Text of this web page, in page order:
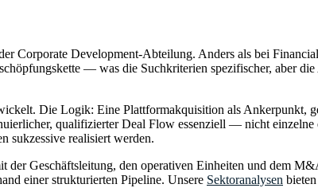
Corporate Development-Abteilung. Anders als bei
— was die Suchkriterien spezifischer, aber
Die Logik: Eine Plattformakquisition als Ankerpunkt,
qualifizierter Deal Flow essenziell — nicht einzelne
sukzessive realisiert werden.
Geschäftsleitung, den operativen Einheiten und dem
einer strukturierten Pipeline. Unsere Sektoranalysen